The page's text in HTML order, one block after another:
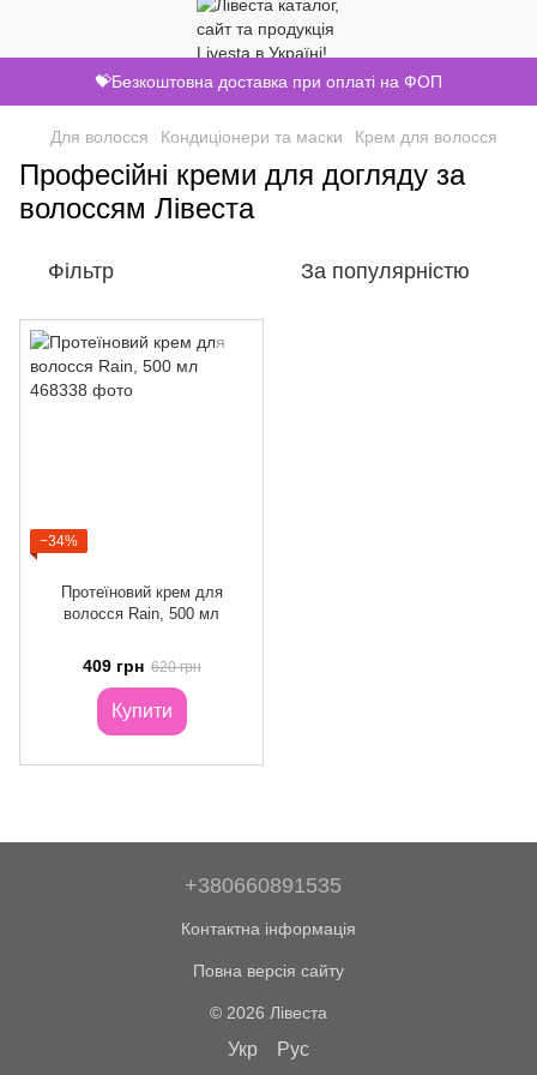
💝Безкоштовна доставка при оплаті на ФОП
Для волосся Кондиціонери та маски Крем для волосся
Професійні креми для догляду за
волоссям Лівеста
Фільтр За популярністю
−34%
Протеїновий крем для
волосся Rain, 500 мл
409 грн 620 грн
Купити
+380660891535
Контактна інформація
Повна версія сайту
© 2026 Лівеста
Укр Рус